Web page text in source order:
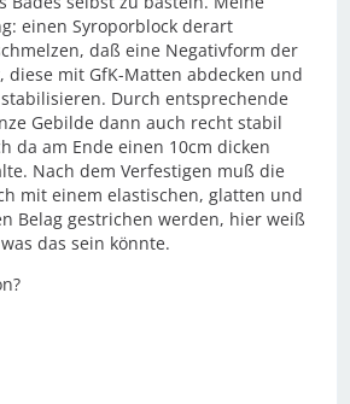
einen Syroporblock derart
daß eine Negativform der
diese mit GfK-Matten abdecken und
Durch entsprechende
Gebilde dann auch recht stabil
da am Ende einen 10cm dicken
Nach dem Verfestigen muß die
mit einem elastischen, glatten und
Belag gestrichen werden, hier weiß
das sein könnte.